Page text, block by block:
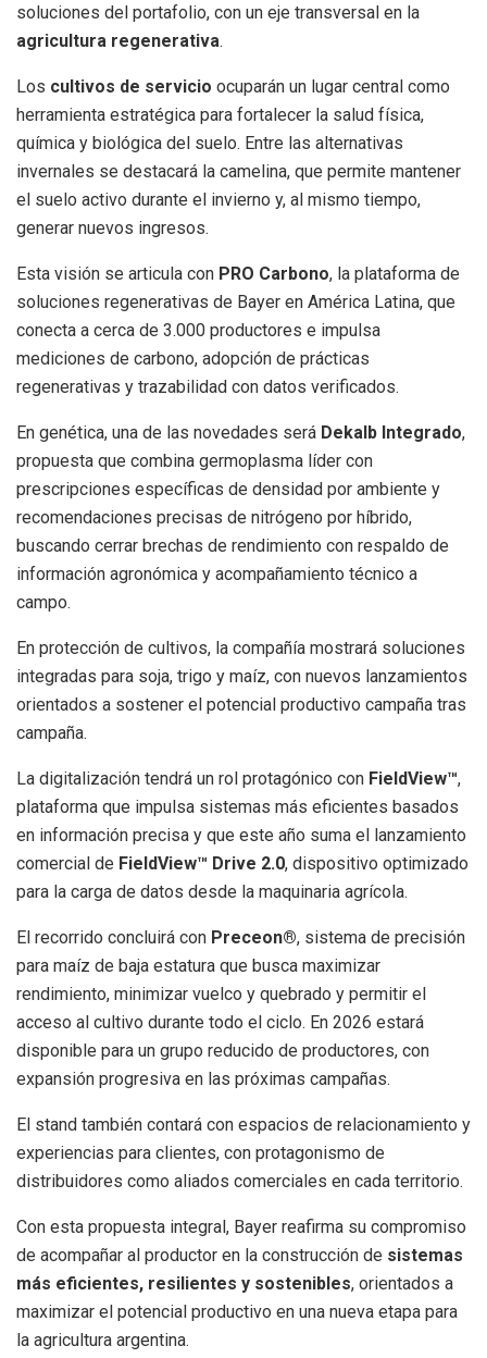
soluciones del portafolio, con un eje transversal en la
agricultura regenerativa.
Los cultivos de servicio ocuparán un lugar central como
herramienta estratégica para fortalecer la salud física,
química y biológica del suelo. Entre las alternativas
invernales se destacará la camelina, que permite mantener
el suelo activo durante el invierno y, al mismo tiempo,
generar nuevos ingresos.
Esta visión se articula con PRO Carbono, la plataforma de
soluciones regenerativas de Bayer en América Latina, que
conecta a cerca de 3.000 productores e impulsa
mediciones de carbono, adopción de prácticas
regenerativas y trazabilidad con datos verificados.
En genética, una de las novedades será Dekalb Integrado,
propuesta que combina germoplasma líder con
prescripciones específicas de densidad por ambiente y
recomendaciones precisas de nitrógeno por híbrido,
buscando cerrar brechas de rendimiento con respaldo de
información agronómica y acompañamiento técnico a
campo.
En protección de cultivos, la compañía mostrará soluciones
integradas para soja, trigo y maíz, con nuevos lanzamientos
orientados a sostener el potencial productivo campaña tras
campaña.
La digitalización tendrá un rol protagónico con FieldView™,
plataforma que impulsa sistemas más eficientes basados
en información precisa y que este año suma el lanzamiento
comercial de FieldView™ Drive 2.0, dispositivo optimizado
para la carga de datos desde la maquinaria agrícola.
El recorrido concluirá con Preceon®, sistema de precisión
para maíz de baja estatura que busca maximizar
rendimiento, minimizar vuelco y quebrado y permitir el
acceso al cultivo durante todo el ciclo. En 2026 estará
disponible para un grupo reducido de productores, con
expansión progresiva en las próximas campañas.
El stand también contará con espacios de relacionamiento y
experiencias para clientes, con protagonismo de
distribuidores como aliados comerciales en cada territorio.
Con esta propuesta integral, Bayer reafirma su compromiso
de acompañar al productor en la construcción de sistemas
más eficientes, resilientes y sostenibles, orientados a
maximizar el potencial productivo en una nueva etapa para
la agricultura argentina.